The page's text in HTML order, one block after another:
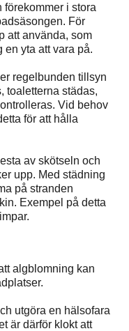
förekommer i stora
För
att använda, som
en yta att vara på.
regelbunden tillsyn
toaletterna städas,
Vid behov
för att hålla
av skötseln och
upp. Med städning
på stranden
Exempel på detta
algblomning kan
utgöra en hälsofara
är därför klokt att